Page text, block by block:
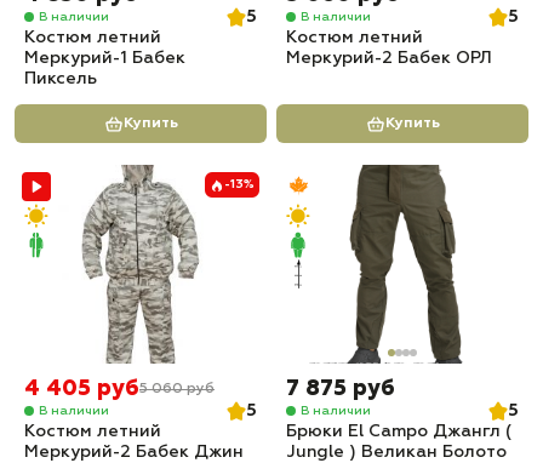
В наличии
5
Костюм летний
Меркурий-1 Бабек
Пиксель
Купить
В наличии
5
Костюм летний
Меркурий-2 Бабек ОРЛ
Купить
-13%
4 405 руб5 060 руб
В наличии
5
Костюм летний
Меркурий-2 Бабек Джин
7 875 руб
В наличии
5
Брюки El Campo Джангл (
Jungle ) Великан Болото